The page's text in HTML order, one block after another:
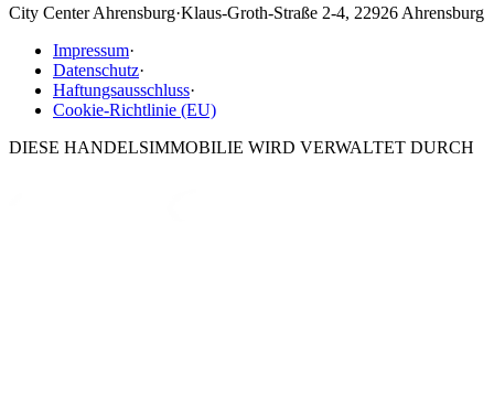
City Center Ahrensburg·Klaus-Groth-Straße 2-4, 22926 Ahrensburg
Impressum·
Datenschutz·
Haftungsausschluss·
Cookie-Richtlinie (EU)
DIESE HANDELSIMMOBILIE WIRD VERWALTET DURCH